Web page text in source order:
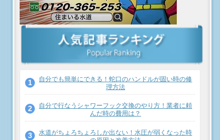
自分でも簡単にできる！蛇口のハンドルが固い時の修
理方法
自分で行なうシャワーフック交換のやり方！業者に頼
んだ時の費用は？
水道がちょろちょろしか出ない！水圧が弱くなった時